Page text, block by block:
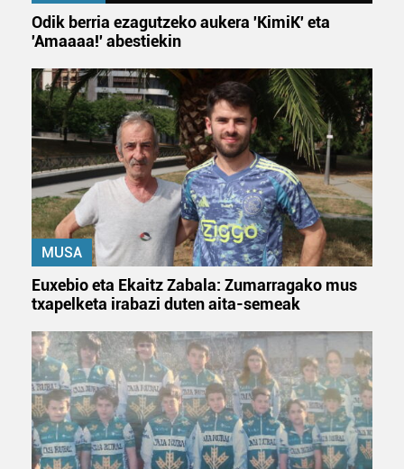
Odik berria ezagutzeko aukera 'KimiK' eta
'Amaaaa!' abestiekin
MUSA
Euxebio eta Ekaitz Zabala: Zumarragako mus
txapelketa irabazi duten aita-semeak